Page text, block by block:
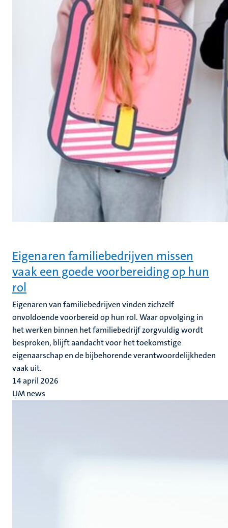
Eigenaren familiebedrijven missen
vaak een goede voorbereiding op hun
rol
Eigenaren van familiebedrijven vinden zichzelf
onvoldoende voorbereid op hun rol. Waar opvolging in
het werken binnen het familiebedrijf zorgvuldig wordt
besproken, blijft aandacht voor het toekomstige
eigenaarschap en de bijbehorende verantwoordelijkheden
vaak uit.
14 april 2026
UM news